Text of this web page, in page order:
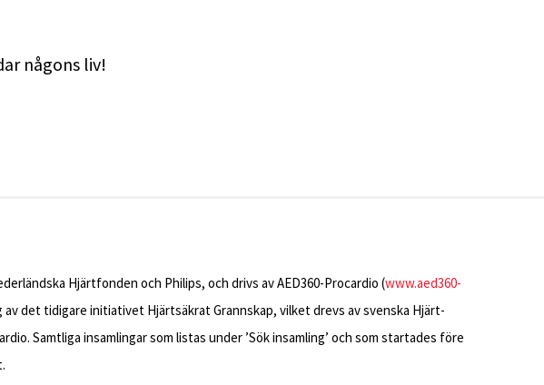
någons liv!
Hjärtfonden och Philips, och drivs av AED360-Procardio (www.aed360-
det tidigare initiativet Hjärtsäkrat Grannskap, vilket drevs av svenska Hjärt-
Samtliga insamlingar som listas under ’Sök insamling’ och som startades före